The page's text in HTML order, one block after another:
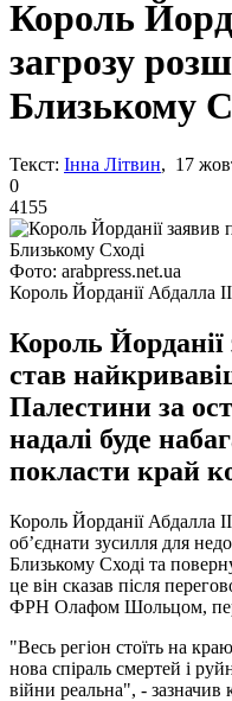
Король
загрозу
Близькому
Текст: Інна Літвин, 17
0
4155
Фото: arabpress.net.ua
Король Йорданії Абдалла
Король
став
Палестини за
надалі буде
покласти край
Король Йорданії Абдалла
об’єднати зусилля для
Близькому Сході та
це він сказав після
ФРН Олафом Шольцом,
"Весь регіон стоїть на
нова спіраль смертей і
війни реальна", - зазначив